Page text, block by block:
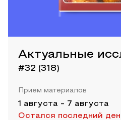
Актуальные
#32 (318)
Прием материалов
1 августа - 7 августа
Остался последний